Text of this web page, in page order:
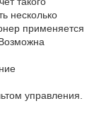
несколько
применяется
управления.